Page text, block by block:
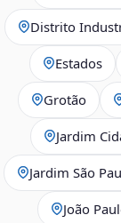
Distrito
Estados
Grotão
Jardim
Jardim São
João